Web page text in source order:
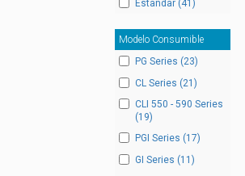
Estandar (41)
Modelo Consumible
PG Series (23)
CL Series (21)
CLI 550 - 590 Series
(19)
PGI Series (17)
GI Series (11)